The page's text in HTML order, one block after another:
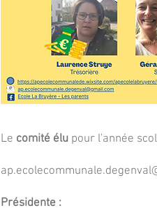
Le comité élu pour l'année
Présidente :